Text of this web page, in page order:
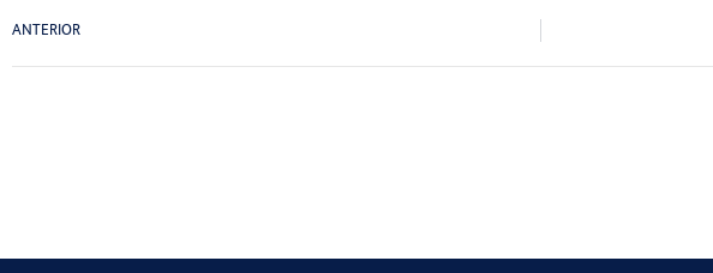
ANTERIOR